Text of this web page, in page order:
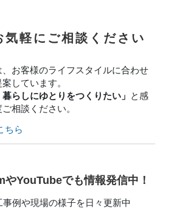
気軽にご相談ください
お客様のライフスタイルに合わせ
しています。
暮らしにゆとりをつくりたい」 と感
相談ください。
ちら
YouTubeでも情報発信中！
事例や現場の様子を日々更新中